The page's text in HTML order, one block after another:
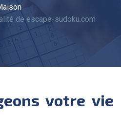
Maison
de escape-sudoku.com